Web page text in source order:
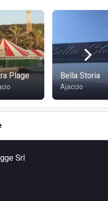
Plage Bella Storia
Ajaccio
Srl